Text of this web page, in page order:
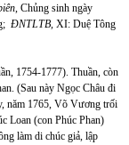
, Chủng sinh ngày
ĐNTLTB, XI: Duệ Tông
1754-1777). Thuần, còn
(Sau này Ngọc Châu đi
năm 1765, Võ Vương trối
Loan (con Phúc Phan)
làm di chúc giả, lập